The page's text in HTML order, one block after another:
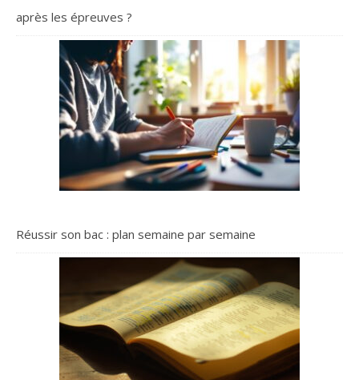
après les épreuves ?
Réussir son bac : plan semaine par semaine